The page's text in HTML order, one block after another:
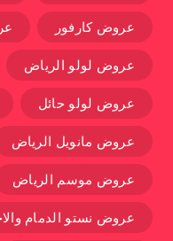
عروض كارفور
عروض لولو الرياض
عروض لولو حائل
عروض مانويل الرياض
عروض موسم الرياض
عروض نستو الدمام